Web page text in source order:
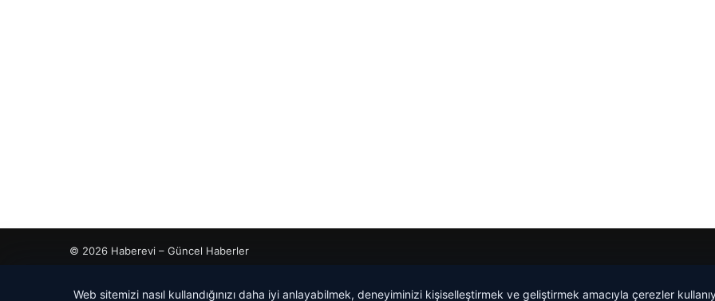
© 2026 Haberevi – Güncel Haberler
Web sitemizi nasıl kullandığınızı daha iyi anlayabilmek, deneyiminizi kişiselleştirmek ve geliştirmek amacıyla çerezler